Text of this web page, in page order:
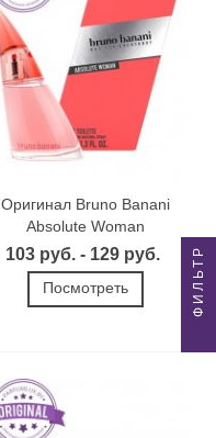
Оригинал Bruno Banani
Absolute Woman
103 руб. - 129 руб.
Посмотреть ФИЛЬТР